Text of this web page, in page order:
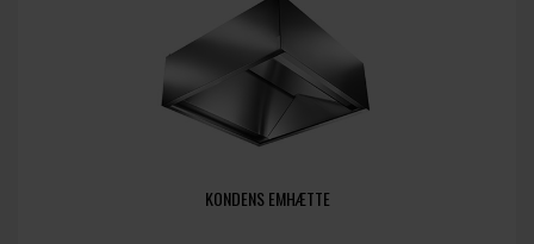
KONDENS EMHÆTTE